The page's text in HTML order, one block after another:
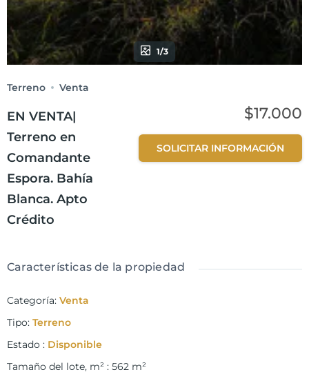
1/3
Terreno Venta
EN VENTA|
Terreno en
Comandante
Espora. Bahía
Blanca. Apto
Crédito
$17.000
SOLICITAR INFORMACIÓN
Características de la propiedad
Categoría: Venta
Tipo: Terreno
Estado : Disponible
Tamaño del lote, m² : 562 m²